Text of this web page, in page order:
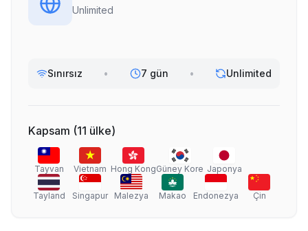
Unlimited
Sınırsız • 7 gün • Unlimited
Kapsam (11 ülke)
Tayvan Vietnam Hong KongGüney Kore Japonya
Tayland Singapur Malezya Makao Endonezya Çin